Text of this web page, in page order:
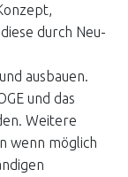
durch Neu-
ausbauen.
und das
Weitere
wenn möglich